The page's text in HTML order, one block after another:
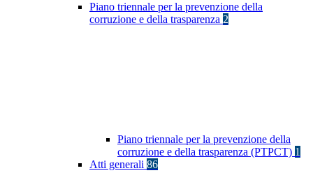
Piano triennale per la prevenzione della
corruzione e della trasparenza 2
Piano triennale per la prevenzione della
corruzione e della trasparenza (PTPCT) 1
Atti generali 86